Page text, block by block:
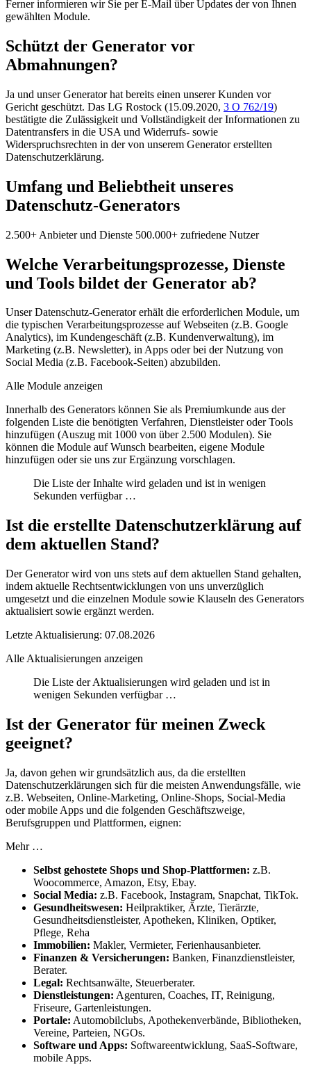
Ferner informieren wir Sie per E-Mail über Updates der von Ihnen
gewählten Module.
Schützt der Generator vor
Abmahnungen?
Ja und unser Generator hat bereits einen unserer Kunden vor
Gericht geschützt. Das LG Rostock (15.09.2020, 3 O 762/19)
bestätigte die Zulässigkeit und Vollständigkeit der Informationen zu
Datentransfers in die USA und Widerrufs- sowie
Widerspruchsrechten in der von unserem Generator erstellten
Datenschutzerklärung.
Umfang und Beliebtheit unseres
Datenschutz-Generators
2.500+ Anbieter und Dienste 500.000+ zufriedene Nutzer
Welche Verarbeitungsprozesse, Dienste
und Tools bildet der Generator ab?
Unser Datenschutz-Generator erhält die erforderlichen Module, um
die typischen Verarbeitungsprozesse auf Webseiten (z.B. Google
Analytics), im Kundengeschäft (z.B. Kundenverwaltung), im
Marketing (z.B. Newsletter), in Apps oder bei der Nutzung von
Social Media (z.B. Facebook-Seiten) abzubilden.
Alle Module anzeigen
Innerhalb des Generators können Sie als Premiumkunde aus der
folgenden Liste die benötigten Verfahren, Dienstleister oder Tools
hinzufügen (Auszug mit 1000 von über 2.500 Modulen). Sie
können die Module auf Wunsch bearbeiten, eigene Module
hinzufügen oder sie uns zur Ergänzung vorschlagen.
Die Liste der Inhalte wird geladen und ist in wenigen
Sekunden verfügbar …
Ist die erstellte Datenschutzerklärung auf
dem aktuellen Stand?
Der Generator wird von uns stets auf dem aktuellen Stand gehalten,
indem aktuelle Rechtsentwicklungen von uns unverzüglich
umgesetzt und die einzelnen Module sowie Klauseln des Generators
aktualisiert sowie ergänzt werden.
Letzte Aktualisierung: 07.08.2026
Alle Aktualisierungen anzeigen
Die Liste der Aktualisierungen wird geladen und ist in
wenigen Sekunden verfügbar …
Ist der Generator für meinen Zweck
geeignet?
Ja, davon gehen wir grundsätzlich aus, da die erstellten
Datenschutzerklärungen sich für die meisten Anwendungsfälle, wie
z.B. Webseiten, Online-Marketing, Online-Shops, Social-Media
oder mobile Apps und die folgenden Geschäftszweige,
Berufsgruppen und Plattformen, eignen:
Mehr …
Selbst gehostete Shops und Shop-Plattformen: z.B.
Woocommerce, Amazon, Etsy, Ebay.
Social Media: z.B. Facebook, Instagram, Snapchat, TikTok.
Gesundheitswesen: Heilpraktiker, Ärzte, Tierärzte,
Gesundheitsdienstleister, Apotheken, Kliniken, Optiker,
Pflege, Reha
Immobilien: Makler, Vermieter, Ferienhausanbieter.
Finanzen & Versicherungen: Banken, Finanzdienstleister,
Berater.
Legal: Rechtsanwälte, Steuerberater.
Dienstleistungen: Agenturen, Coaches, IT, Reinigung,
Friseure, Gartenleistungen.
Portale: Automobilclubs, Apothekenverbände, Bibliotheken,
Vereine, Parteien, NGOs.
Software und Apps: Softwareentwicklung, SaaS-Software,
mobile Apps.